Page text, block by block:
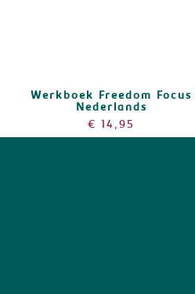
Werkboek Freedom Focus
Nederlands
€
14,95